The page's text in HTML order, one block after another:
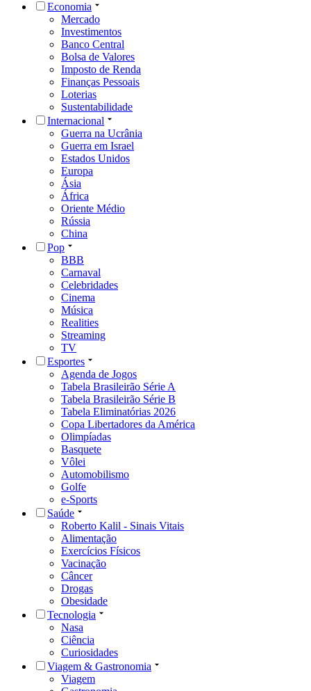
Economia
Mercado
Investimentos
Banco Central
Bolsa de Valores
Imposto de Renda
Finanças Pessoais
Loterias
Sustentabilidade
Internacional
Guerra na Ucrânia
Guerra em Israel
Estados Unidos
Europa
Ásia
África
Oriente Médio
Rússia
China
Pop
BBB
Carnaval
Celebridades
Cinema
Música
Realities
Streaming
TV
Esportes
Agenda de Jogos
Tabela Brasileirão Série A
Tabela Brasileirão Série B
Tabela Eliminatórias 2026
Copa Libertadores da América
Olimpíadas
Basquete
Vôlei
Automobilismo
Golfe
e-Sports
Saúde
Roberto Kalil - Sinais Vitais
Alimentação
Exercícios Físicos
Vacinação
Câncer
Drogas
Obesidade
Tecnologia
Nasa
Ciência
Curiosidades
Viagem & Gastronomia
Viagem